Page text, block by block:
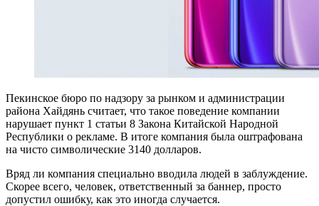
Пекинское бюро по надзору за рынком и администрации
района Хайдянь считает, что такое поведение компании
нарушает пункт 1 статьи 8 Закона Китайской Народной
Республики о рекламе. В итоге компания была оштрафована
на чисто символические 3140 долларов.
Вряд ли компания специально вводила людей в заблуждение.
Скорее всего, человек, ответственный за баннер, просто
допустил ошибку, как это иногда случается.